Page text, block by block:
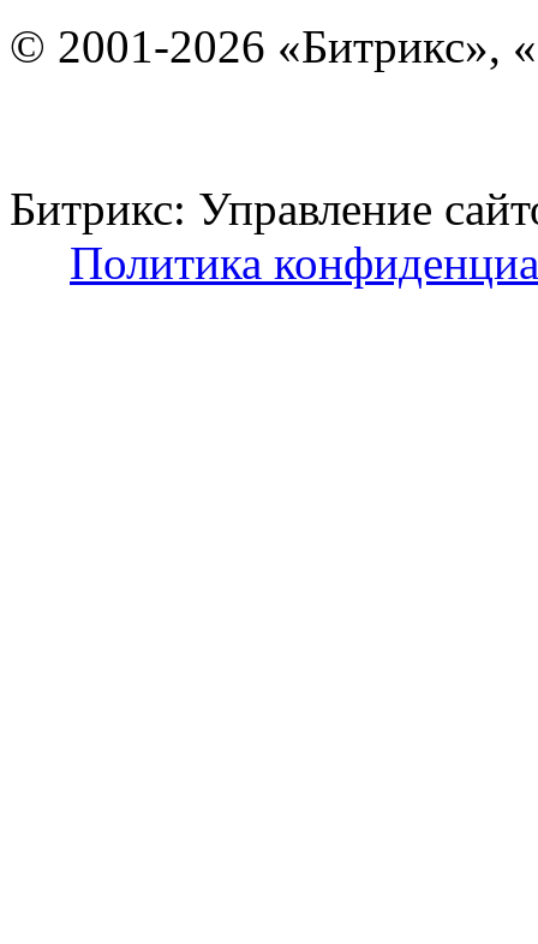
© 2001-2026 «Битрикс»,
Битрикс: Управление
Политика